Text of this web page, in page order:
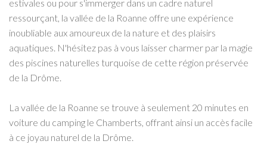
estivales ou pour s'immerger dans un cadre naturel
ressourçant, la vallée de la Roanne offre une expérience
inoubliable aux amoureux de la nature et des plaisirs
aquatiques. N'hésitez pas à vous laisser charmer par la magie
des piscines naturelles turquoise de cette région préservée
de la Drôme.
La vallée de la Roanne se trouve à seulement 20 minutes en
voiture du camping le Chamberts, offrant ainsi un accès facile
à ce joyau naturel de la Drôme.